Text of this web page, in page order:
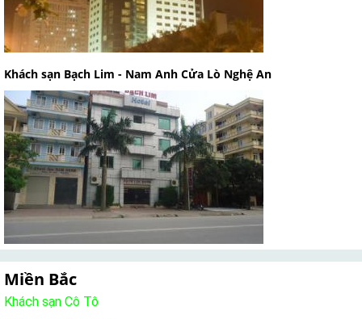
Khách sạn Bạch Lim - Nam Anh Cửa Lò Nghệ An
Miền Bắc
Khách sạn Cô Tô